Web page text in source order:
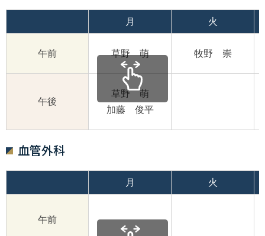
月 火
午前 草野 萌 牧野 崇
午後
草野 萌
加藤 俊平
血管外科
月 火
午前